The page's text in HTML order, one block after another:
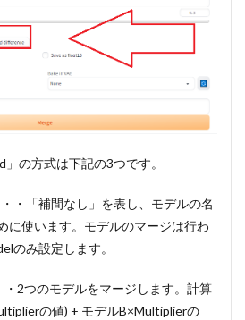
の方式は下記の3つです。
・「補間なし」を表し、モデルの名
に使います。モデルのマージは行わ
のみ設定します。
・2つのモデルをマージします。計算
の値) + モデルB×Multiplierの